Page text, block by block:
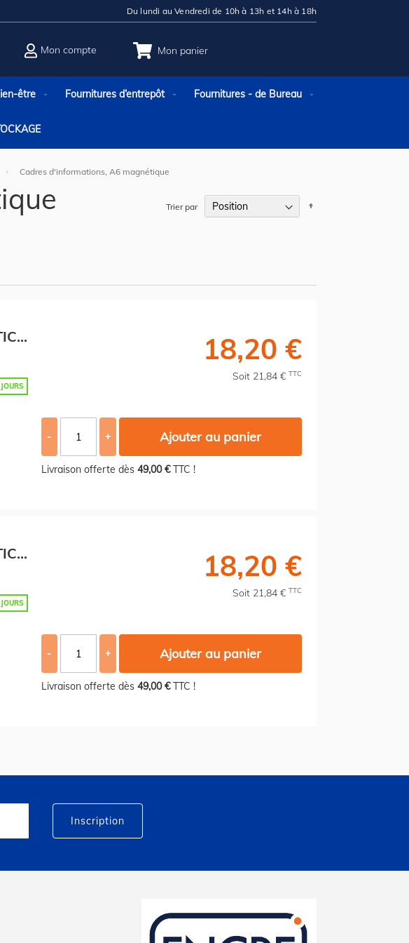
Du lundi au Vendredi de 10h à 13h et 14h à 18h
Mon panier
Mon compte
être Fournitures d’entrepôt Fournitures - de Bureau
Cadres d'informations, A6 magnétique
Trier par
18,20 €
Soit 21,84 € TTC
- + Ajouter au panier
Livraison offerte dès 49,00 €TTC !
18,20 €
Soit 21,84 € TTC
- + Ajouter au panier
Livraison offerte dès 49,00 €TTC !
Inscription